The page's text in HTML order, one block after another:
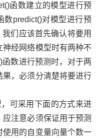
函数建立的模型进行预
数predict()对模型进行预
们应该首先确认将要用
经网络模型时有两种不
数进行预测时，对于两
，必须分清楚将要进行
可采用下面的方式来进
注意必须保证用于预测
用的自变量向量个数一